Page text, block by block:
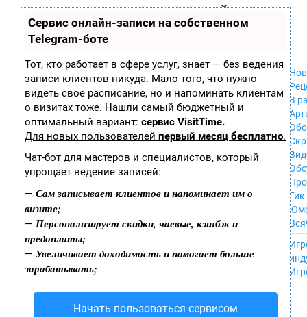
Сервис онлайн-записи на собственном
Telegram-боте
Тот, кто работает в сфере услуг, знает — без ведения
записи клиентов никуда. Мало того, что нужно
видеть свое расписание, но и напоминать клиентам
о визитах тоже. Нашли самый бюджетный и
оптимальный вариант: сервис VisitTime.
Для новых пользователей первый месяц бесплатно.
Чат-бот для мастеров и специалистов, который
упрощает ведение записей:
— Сам записывает клиентов и напоминает им о
визите;
— Персонализирует скидки, чаевые, кэшбэк и
предоплаты;
— Увеличивает доходимость и помогает больше
зарабатывать;
Начать пользоваться сервисом
играх
ла
ор
ы
Xbox 360
Wii
GameCube
PS
PS2
PS3
Nintendo 64
PSP
iPhone, iPod,
MacOS
NES
Wii U
PS4
В
Гик